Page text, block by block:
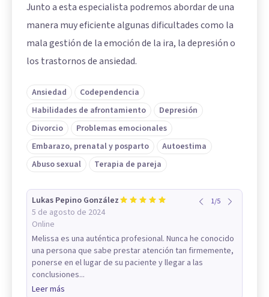
Junto a esta especialista podremos abordar de una
manera muy eficiente algunas dificultades como la
mala gestión de la emoción de la ira, la depresión o
los trastornos de ansiedad.
Ansiedad
Codependencia
Habilidades de afrontamiento
Depresión
Divorcio
Problemas emocionales
Embarazo, prenatal y posparto
Autoestima
Abuso sexual
Terapia de pareja
Lukas Pepino González
5 de agosto de 2024
Online
1/5
Melissa es una auténtica profesional. Nunca he conocido
una persona que sabe prestar atención tan firmemente,
ponerse en el lugar de su paciente y llegar a las
conclusiones...
Leer más